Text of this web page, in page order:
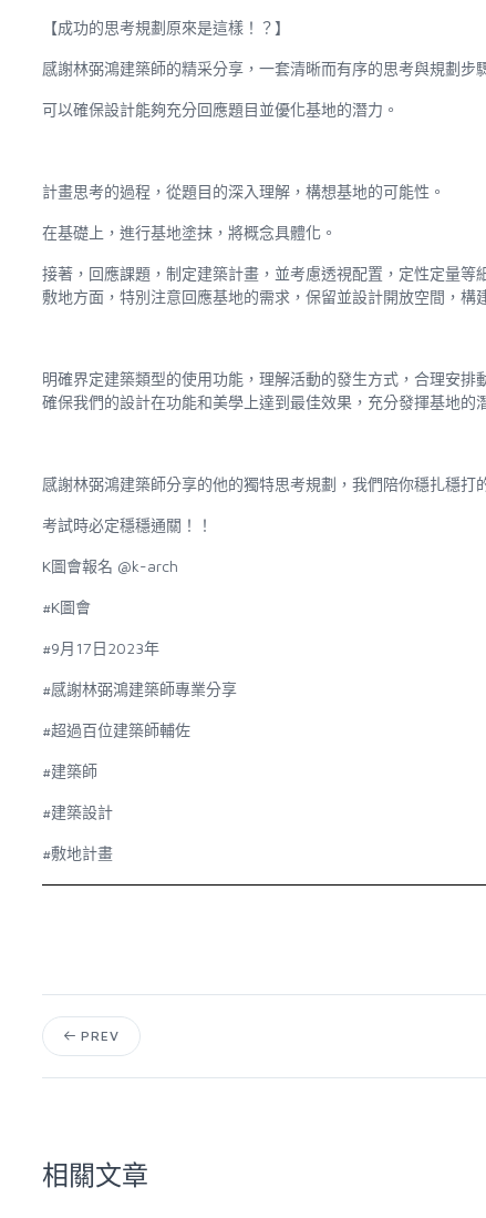
【成功的思考規劃原來是這樣！？】
感謝林弼鴻建築師的精采分享，一套清晰而有序的思考與規劃步
可以確保設計能夠充分回應題目並優化基地的潛力。
計畫思考的過程，從題目的深入理解，構想基地的可能性。
在基礎上，進行基地塗抹，將概念具體化。
接著，回應課題，制定建築計畫，並考慮透視配置，定性定量等
敷地方面，特別注意回應基地的需求，保留並設計開放空間，
明確界定建築類型的使用功能，理解活動的發生方式，合理安
確保我們的設計在功能和美學上達到最佳效果，充分發揮基地的
感謝林弼鴻建築師分享的他的獨特思考規劃，我們陪你穩扎穩打
考試時必定穩穩通關！！
K圖會報名 @k-arch
#K圖會
#9月 17日2023年
#感謝林弼鴻建築師專業分享
#超過百位建築師輔佐
#建築師
#建築設計
#敷地計畫
PREV
相關文章